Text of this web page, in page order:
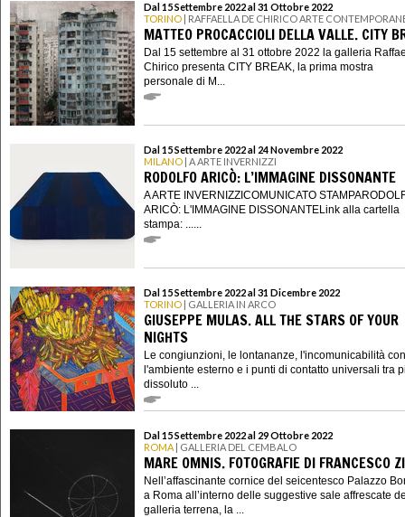
Dal 15 Settembre 2022 al 31 Ottobre 2022
TORINO | RAFFAELLA DE CHIRICO ARTE
MATTEO PROCACCIOLI DELLA VALLE. CITY
Dal 15 settembre al 31 ottobre 2022 la galleria
Chirico presenta CITY BREAK, la prima mostra
personale di M...
Dal 15 Settembre 2022 al 24 Novembre 2022
MILANO | A ARTE INVERNIZZI
RODOLFO ARICÒ: L’IMMAGINE DISSONANTE
A ARTE INVERNIZZICOMUNICATO
ARICÒ: L'IMMAGINE DISSONANTELink alla cartella
stampa: ......
Dal 15 Settembre 2022 al 31 Dicembre 2022
TORINO | GALLERIA IN ARCO
GIUSEPPE MULAS. ALL THE STARS OF YOUR
NIGHTS
Le congiunzioni, le lontananze, l'incomunicabilità con
l'ambiente esterno e i punti di contatto universali tra
dissoluto ...
Dal 15 Settembre 2022 al 29 Ottobre 2022
ROMA | GALLERIA DEL CEMBALO
MARE OMNIS. FOTOGRAFIE DI FRANCESCO
Nell’affascinante cornice del seicentesco Palazzo
a Roma all’interno delle suggestive sale affrescate
galleria terrena, la ...